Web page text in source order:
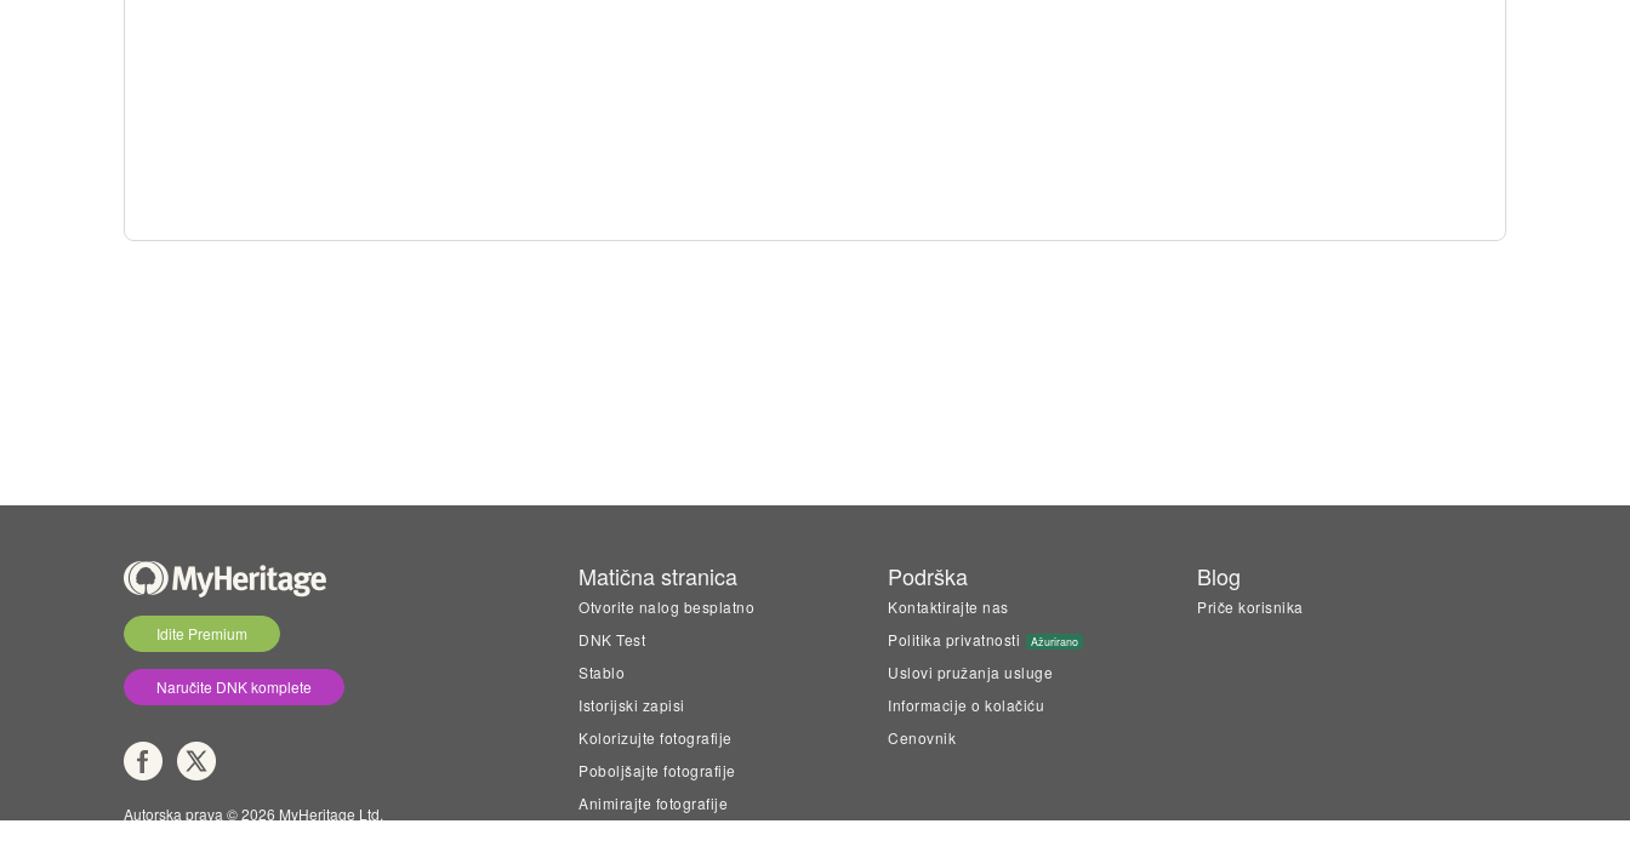
Idite Premium
Naručite DNK komplete
Autorska prava © 2026 MyHeritage Ltd.
Matična stranica
Otvorite nalog besplatno
DNK Test
Stablo
Istorijski zapisi
Kolorizujte fotografije
Poboljšajte fotografije
Animirajte fotografije
Podrška
Kontaktirajte nas
Politika privatnosti
Ažurirano
Uslovi pružanja usluge
Informacije o kolačiću
Cenovnik
Blog
Priče korisnika